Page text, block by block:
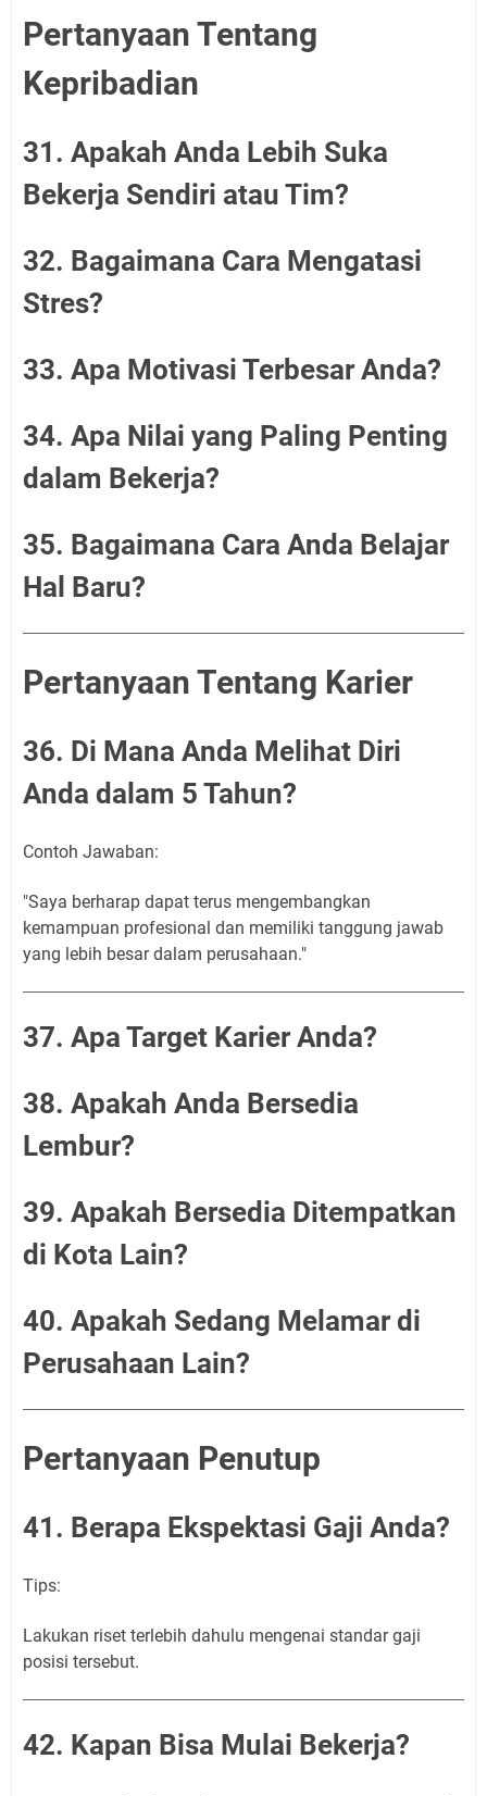
Pertanyaan Tentang
Kepribadian
31. Apakah Anda Lebih Suka
Bekerja Sendiri atau Tim?
32. Bagaimana Cara Mengatasi
Stres?
33. Apa Motivasi Terbesar Anda?
34. Apa Nilai yang Paling Penting
dalam Bekerja?
35. Bagaimana Cara Anda Belajar
Hal Baru?
Pertanyaan Tentang Karier
36. Di Mana Anda Melihat Diri
Anda dalam 5 Tahun?
Contoh Jawaban:
"Saya berharap dapat terus mengembangkan
kemampuan profesional dan memiliki tanggung jawab
yang lebih besar dalam perusahaan."
37. Apa Target Karier Anda?
38. Apakah Anda Bersedia
Lembur?
39. Apakah Bersedia Ditempatkan
di Kota Lain?
40. Apakah Sedang Melamar di
Perusahaan Lain?
Pertanyaan Penutup
41. Berapa Ekspektasi Gaji Anda?
Tips:
Lakukan riset terlebih dahulu mengenai standar gaji
posisi tersebut.
42. Kapan Bisa Mulai Bekerja?